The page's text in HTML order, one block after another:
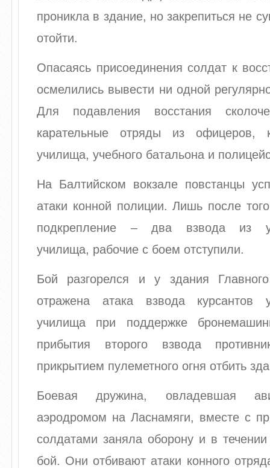
проникла в здание, но закрепиться не
отойти.
Опасаясь присоединения солдат к
осмелились вывести ни одной
Для подавления восстания
карательные отряды из офицеров,
училища, учебного батальона и
На Балтийском вокзале повстанцы
атаки конной полиции. Лишь после
подкрепление – два взвода из
училища, рабочие с боем отступили.
Бой разгорелся и у здания
отражена атака взвода курсантов
училища при поддержке
прибытия второго взвода
прикрытием пулеметного огня отбить
Боевая дружина, овладевшая
аэродромом на Ласнамяги, вместе с
солдатами заняла оборону и в
бой. Они отбивают атаки конного